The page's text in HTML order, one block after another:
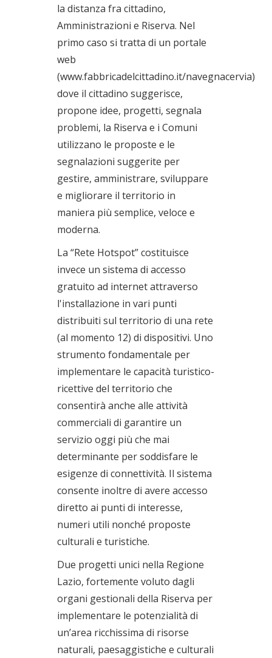
la distanza fra cittadino,
Amministrazioni e Riserva. Nel
primo caso si tratta di un portale
web
(www.fabbricadelcittadino.it/navegnacervia)
dove il cittadino suggerisce,
propone idee, progetti, segnala
problemi, la Riserva e i Comuni
utilizzano le proposte e le
segnalazioni suggerite per
gestire, amministrare, sviluppare
e migliorare il territorio in
maniera più semplice, veloce e
moderna.
La “Rete Hotspot” costituisce
invece un sistema di accesso
gratuito ad internet attraverso
l'installazione in vari punti
distribuiti sul territorio di una rete
(al momento 12) di dispositivi. Uno
strumento fondamentale per
implementare le capacità turistico-
ricettive del territorio che
consentirà anche alle attività
commerciali di garantire un
servizio oggi più che mai
determinante per soddisfare le
esigenze di connettività. Il sistema
consente inoltre di avere accesso
diretto ai punti di interesse,
numeri utili nonché proposte
culturali e turistiche.
Due progetti unici nella Regione
Lazio, fortemente voluto dagli
organi gestionali della Riserva per
implementare le potenzialità di
un’area ricchissima di risorse
naturali, paesaggistiche e culturali